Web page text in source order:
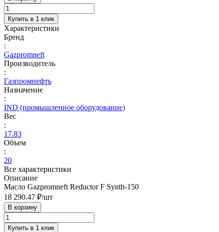
Купить в 1 клик
Характеристики
Бренд
:
Gazpromneft
Производитель
:
Газпромнефть
Назначение
:
IND (промышленное оборудование)
Вес
:
17.83
Объем
:
20
Все характеристики
Описание
Масло Gazpromneft Reductor F Synth-150
18 290.47 ₽/шт
В корзину
Купить в 1 клик